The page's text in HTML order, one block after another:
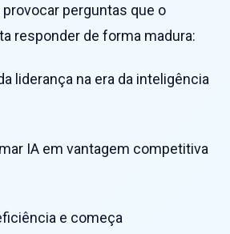
provocar perguntas que o
responder de forma madura:
liderança na era da inteligência
IA em vantagem competitiva
e começa